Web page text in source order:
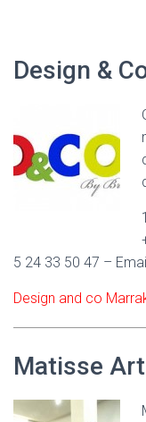
Design &
5 24 33 50 47 –
Design and co
Matisse